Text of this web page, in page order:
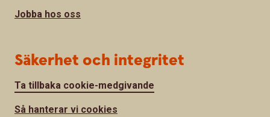
Jobba hos oss
Säkerhet och integritet
Ta tillbaka cookie-medgivande
Så hanterar vi cookies